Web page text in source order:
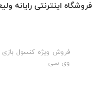
فروشگاه اینترنتی رایانه
فروش ویژه کنسول بازی
وی سی